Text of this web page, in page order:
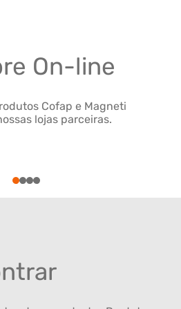
On-line
Cofap e Magneti
lojas parceiras.
1234